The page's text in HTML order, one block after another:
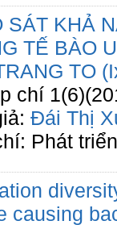
SÁT KHẢ
TẾ BÀO
TO
chí
Đái Thị
Phát
causing